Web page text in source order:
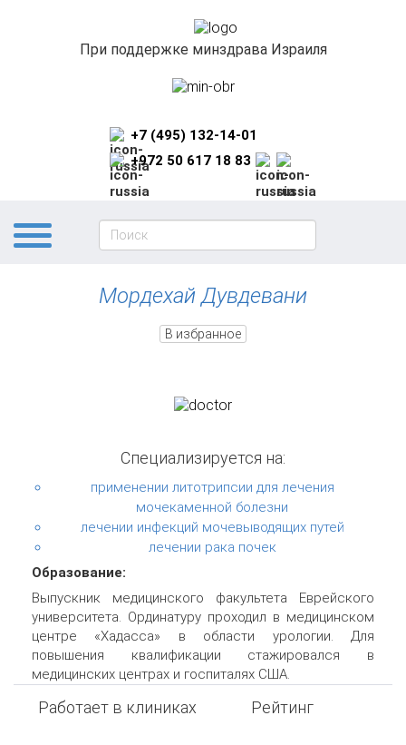
При поддержке минздрава Израиля
+7 (495) 132-14-01
+972 50 617 18 83
Мордехай Дувдевани
В избранное
Специализируется на:
применении литотрипсии для лечения
мочекаменной болезни
лечении инфекций мочевыводящих путей
лечении рака почек
Образование:
Выпускник медицинского факультета Еврейского
университета. Ординатуру проходил в медицинском
центре «Хадасса» в области урологии. Для
повышения квалификации стажировался в
медицинских центрах и госпиталях США.
Работает в клиниках Рейтинг